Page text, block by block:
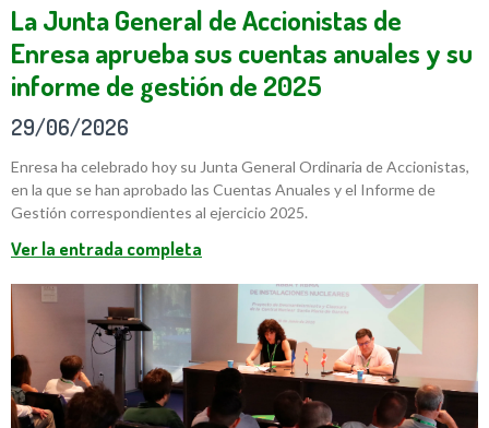
La Junta General de Accionistas de
Enresa aprueba sus cuentas anuales y su
informe de gestión de 2025
29/06/2026
Enresa ha celebrado hoy su Junta General Ordinaria de Accionistas,
en la que se han aprobado las Cuentas Anuales y el Informe de
Gestión correspondientes al ejercicio 2025.
Ver la entrada completa